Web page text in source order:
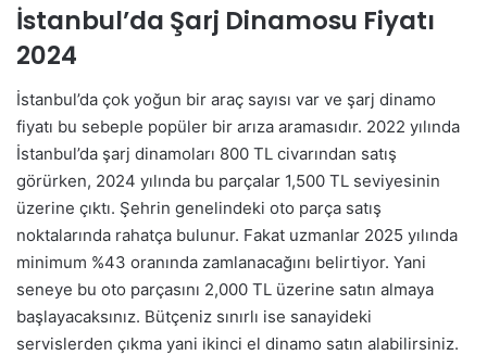
İstanbul’da Şarj Dinamosu Fiyatı
2024
İstanbul’da çok yoğun bir araç sayısı var ve şarj dinamo
fiyatı bu sebeple popüler bir arıza aramasıdır. 2022 yılında
İstanbul’da şarj dinamoları 800 TL civarından satış
görürken, 2024 yılında bu parçalar 1,500 TL seviyesinin
üzerine çıktı. Şehrin genelindeki oto parça satış
noktalarında rahatça bulunur. Fakat uzmanlar 2025 yılında
minimum %43 oranında zamlanacağını belirtiyor. Yani
seneye bu oto parçasını 2,000 TL üzerine satın almaya
başlayacaksınız. Bütçeniz sınırlı ise sanayideki
servislerden çıkma yani ikinci el dinamo satın alabilirsiniz.